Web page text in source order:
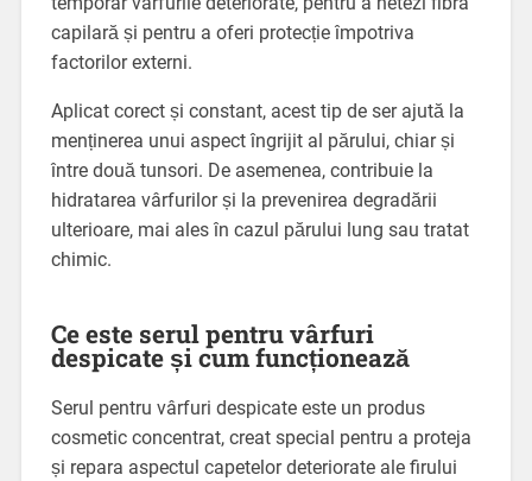
capilară și pentru a oferi protecție împotriva
factorilor externi.
Aplicat corect și constant, acest tip de ser ajută la
menținerea unui aspect îngrijit al părului, chiar și
între două tunsori. De asemenea, contribuie la
hidratarea vârfurilor și la prevenirea degradării
ulterioare, mai ales în cazul părului lung sau tratat
chimic.
Ce este serul pentru vârfuri
despicate și cum funcționează
Serul pentru vârfuri despicate este un produs
cosmetic concentrat, creat special pentru a proteja
și repara aspectul capetelor deteriorate ale firului